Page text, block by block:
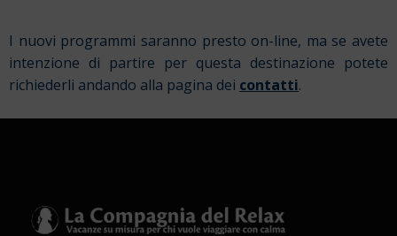
I nuovi programmi saranno presto on-line, ma se avete
intenzione di partire per questa destinazione potete
richiederli andando alla pagina dei contatti.